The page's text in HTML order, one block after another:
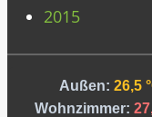
2015
Außen: 26,5
Wohnzimmer: